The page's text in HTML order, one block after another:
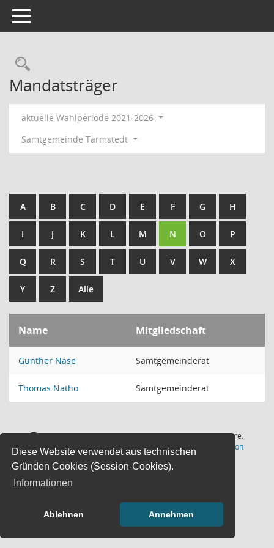
Diese Website verwendet aus technischen
Gründen Cookies (Session-Cookies).
Informationen
Ablehnen Annehmen
Toggle navigation
Rechercheauswahl
Mandatsträger
aktuelle Wahlperiode 2021-2026
Samtgemeinde Tarmstedt
A B C D E F G H
I J K L M N O P
Q R S T U V W X
Y Z Alle
Name Mitgliedschaft
Günther Nase Samtgemeinderat
Thomas Natho Samtgemeinderat
2 Sätze
Letzte Änderung: 06.08.2026
18:00:55
Software:
Sitzungsdienst
Session(Wird in